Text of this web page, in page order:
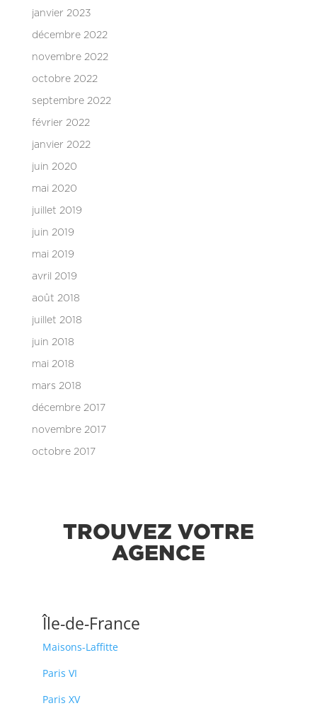
janvier 2023
décembre 2022
novembre 2022
octobre 2022
septembre 2022
février 2022
janvier 2022
juin 2020
mai 2020
juillet 2019
juin 2019
mai 2019
avril 2019
août 2018
juillet 2018
juin 2018
mai 2018
mars 2018
décembre 2017
novembre 2017
octobre 2017
TROUVEZ VOTRE
AGENCE
Île-de-France
Maisons-Laffitte
Paris VI
Paris XV